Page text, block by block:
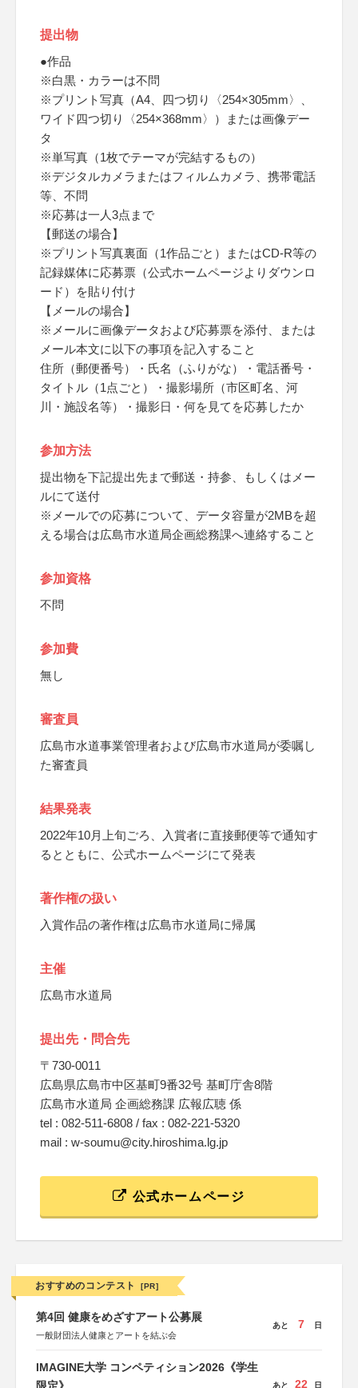
提出物
●作品
※白黒・カラーは不問
※プリント写真（A4、四つ切り〈254×305mm〉、
ワイド四つ切り〈254×368mm〉）または画像デー
タ
※単写真（1枚でテーマが完結するもの）
※デジタルカメラまたはフィルムカメラ、携帯電話
等、不問
※応募は一人3点まで
【郵送の場合】
※プリント写真裏面（1作品ごと）またはCD-R等の
記録媒体に応募票（公式ホームページよりダウンロ
ード）を貼り付け
【メールの場合】
※メールに画像データおよび応募票を添付、または
メール本文に以下の事項を記入すること
住所（郵便番号）・氏名（ふりがな）・電話番号・
タイトル（1点ごと）・撮影場所（市区町名、河
川・施設名等）・撮影日・何を見てを応募したか
参加方法
提出物を下記提出先まで郵送・持参、もしくはメー
ルにて送付
※メールでの応募について、データ容量が2MBを超
える場合は広島市水道局企画総務課へ連絡すること
参加資格
不問
参加費
無し
審査員
広島市水道事業管理者および広島市水道局が委嘱し
た審査員
結果発表
2022年10月上旬ごろ、入賞者に直接郵便等で通知す
るとともに、公式ホームページにて発表
著作権の扱い
入賞作品の著作権は広島市水道局に帰属
主催
広島市水道局
提出先・問合先
〒730-0011
広島県広島市中区基町9番32号 基町庁舎8階
広島市水道局 企画総務課 広報広聴 係
tel : 082-511-6808 / fax : 082-221-5320
mail : w-soumu@city.hiroshima.lg.jp
公式ホームページ
おすすめのコンテスト [PR]
第4回 健康をめざすアート公募展
一般財団法人健康とアートを結ぶ会
あと 7 日
IMAGINE大学 コンペティション2026《学生
あと 22 日